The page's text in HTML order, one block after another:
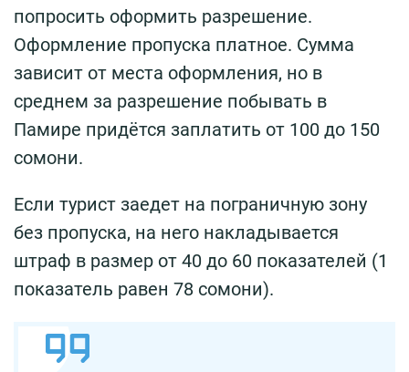
попросить оформить разрешение.
Оформление пропуска платное. Сумма
зависит от места оформления, но в
среднем за разрешение побывать в
Памире придётся заплатить от 100 до 150
сомони.
Если турист заедет на пограничную зону
без пропуска, на него накладывается
штраф в размер от 40 до 60 показателей (1
показатель равен 78 сомони).